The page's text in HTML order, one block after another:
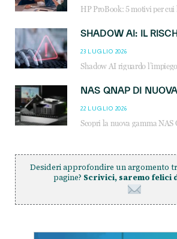
23 LUGLIO 2026
22 LUGLIO 2026
Desideri approfondire un argomento
pagine? Scrivici, saremo felici